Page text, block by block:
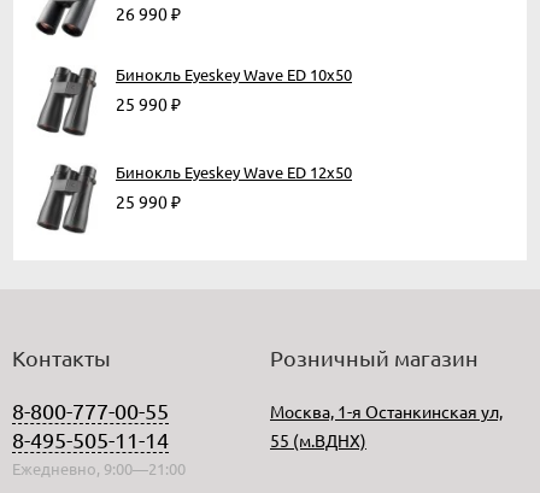
26 990₽
Бинокль Eyeskey Wave ED 10x50
25 990₽
Бинокль Eyeskey Wave ED 12x50
25 990₽
Контакты
8-800-777-00-55
8-495-505-11-14
Ежедневно, 9:00—21:00
Розничный магазин
Москва, 1-я Останкинская ул,
55 (м.ВДНХ)